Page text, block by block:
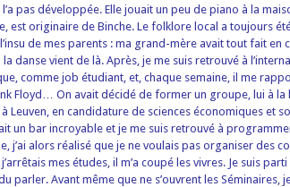
pas développée. Elle jouait un peu de piano à la
est originaire de Binche. Le folklore local a toujours
de mes parents : ma grand-mère avait tout fait en
danse vient de là. Après, je me suis retrouvé à
comme job étudiant, et, chaque semaine, il me
Floyd… On avait décidé de former un groupe, lui à la
Leuven, en candidature de sciences économiques et
un bar incroyable et je me suis retrouvé à
j’ai alors réalisé que je ne voulais pas organiser des
mes études, il m’a coupé les vivres. Je suis parti
parler. Avant même que ne s’ouvrent les Séminaires,